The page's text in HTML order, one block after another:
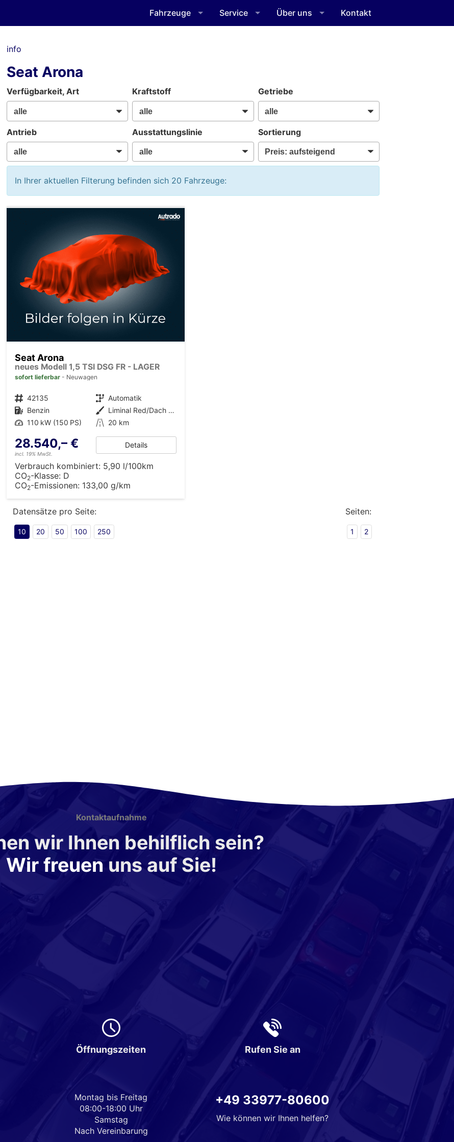
Fahrzeuge Service Über uns Kontakt
info
Seat Arona
Verfügbarkeit, Art Kraftstoff Getriebe
Antrieb Ausstattungslinie Sortierung
In Ihrer aktuellen Filterung befinden sich 20 Fahrzeuge:
Seat Arona
neues Modell 1,5 TSI DSG FR - LAGER
sofort lieferbar Neuwagen
Fahrzeugnr. 42135 Getriebe Automatik
Kraftstoff Benzin Außenfarbe
Liminal Red/Dach schwarz Metallic (S60E)
Leistung 110 kW (150 PS) Kilometerstand 20 km
28.540,– €
incl. 19% MwSt.
Details
Verbrauch kombiniert: 5,90 l/100km
CO2-Klasse: D
CO2-Emissionen: 133,00 g/km
Datensätze pro Seite:
10 20 50 100 250
Seiten:
1 2
Kontaktaufnahme
wir Ihnen behilflich sein?
Wir freuen uns auf Sie!
Öffnungszeiten
Montag bis Freitag
08:00-18:00 Uhr
Samstag
Nach Vereinbarung
Rufen Sie an
+49 33977-80600
Wie können wir Ihnen helfen?